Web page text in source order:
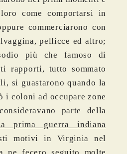
come comportarsi in
commerciarono con
pellicce ed altro;
più che famoso di
rapporti, tutto sommato
si guastarono quando la
i coloni ad occupare zone
parte della
prima guerra indiana
motivi in Virginia nel